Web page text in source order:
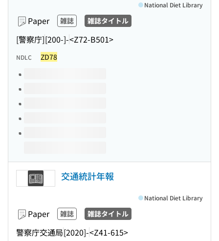
Paper 雑誌 雑誌タイトル
[警察庁][200-]-<Z72-B501>
National Diet Library
NDLC ZD78
Volumes of this title
交通統計年報
Paper 雑誌 雑誌タイトル
警察庁交通局[2020]-<Z41-615>
National Diet Library